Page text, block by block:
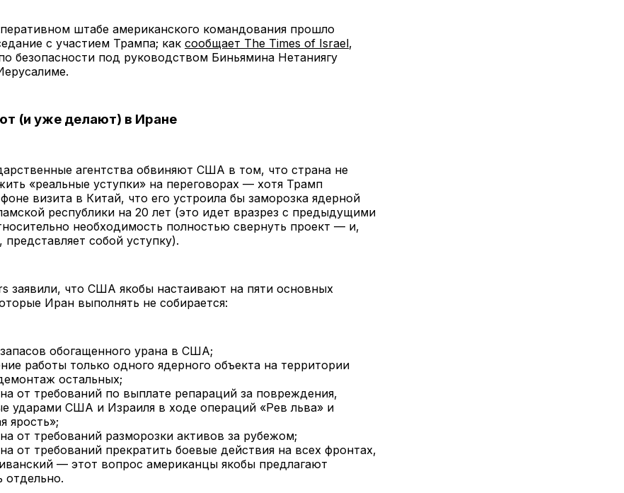
штабе американского командования прошло
с участием Трампа; как сообщает The Times of Israel,
безопасности под руководством Биньямина Нетаниягу
(и уже делают) в Иране
агентства обвиняют США в том, что страна не
«реальные уступки» на переговорах — хотя Трамп
визита в Китай, что его устроила бы заморозка ядерной
республики на 20 лет (это идет вразрез с предыдущими
необходимость полностью свернуть проект — и,
представляет собой уступку).
заявили, что США якобы настаивают на пяти основных
Иран выполнять не собирается:
обогащенного урана в США;
работы только одного ядерного объекта на территории
остальных;
от требований по выплате репараций за повреждения,
ударами США и Израиля в ходе операций «Рев льва» и
ярость»;
от требований разморозки активов за рубежом;
от требований прекратить боевые действия на всех фронтах,
— этот вопрос американцы якобы предлагают
отдельно.